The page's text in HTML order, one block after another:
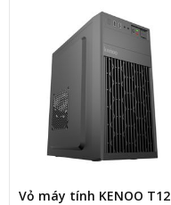
Vỏ máy tính KENOO T12